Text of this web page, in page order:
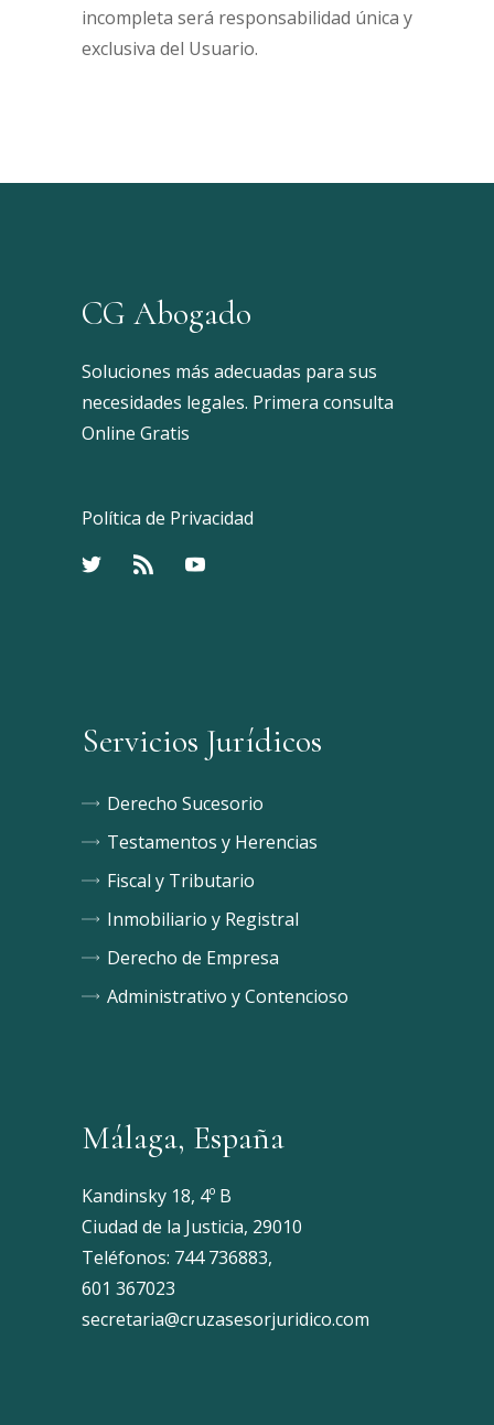
incompleta será responsabilidad única y
exclusiva del Usuario.
CG Abogado
Soluciones más adecuadas para sus
necesidades legales. Primera consulta
Online Gratis
Política de Privacidad
Servicios Jurídicos
Derecho Sucesorio
Testamentos y Herencias
Fiscal y Tributario
Inmobiliario y Registral
Derecho de Empresa
Administrativo y Contencioso
Málaga, España
Kandinsky 18, 4º B
Ciudad de la Justicia, 29010
Teléfonos: 744 736883,
601 367023
secretaria@cruzasesorjuridico.com